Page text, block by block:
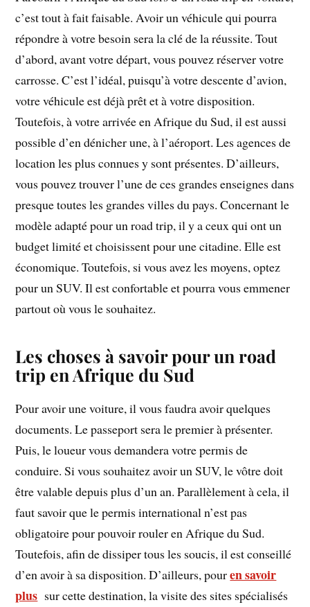
c’est tout à fait faisable. Avoir un véhicule qui pourra
répondre à votre besoin sera la clé de la réussite. Tout
d’abord, avant votre départ, vous pouvez réserver votre
carrosse. C’est l’idéal, puisqu’à votre descente d’avion,
votre véhicule est déjà prêt et à votre disposition.
Toutefois, à votre arrivée en Afrique du Sud, il est aussi
possible d’en dénicher une, à l’aéroport. Les agences de
location les plus connues y sont présentes. D’ailleurs,
vous pouvez trouver l’une de ces grandes enseignes dans
presque toutes les grandes villes du pays. Concernant le
modèle adapté pour un road trip, il y a ceux qui ont un
budget limité et choisissent pour une citadine. Elle est
économique. Toutefois, si vous avez les moyens, optez
pour un SUV. Il est confortable et pourra vous emmener
partout où vous le souhaitez.
Les choses à savoir pour un road
trip en Afrique du Sud
Pour avoir une voiture, il vous faudra avoir quelques
documents. Le passeport sera le premier à présenter.
Puis, le loueur vous demandera votre permis de
conduire. Si vous souhaitez avoir un SUV, le vôtre doit
être valable depuis plus d’un an. Parallèlement à cela, il
faut savoir que le permis international n’est pas
obligatoire pour pouvoir rouler en Afrique du Sud.
Toutefois, afin de dissiper tous les soucis, il est conseillé
d’en avoir à sa disposition. D’ailleurs, pouren savoir
plus sur cette destination, la visite des sites spécialisés